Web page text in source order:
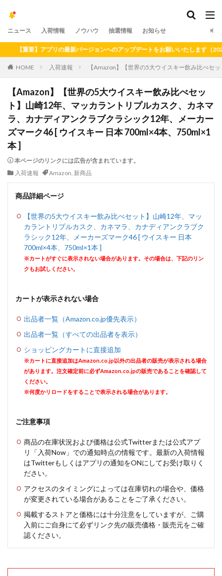
ニュース 入荷情報 ノウハウ 抽選情報 お知らせ
【重要】アプリの最新バージョンへのアップデートをお願いいたします（2024
HOME 入荷速報 【Amazon】【世界の5大ウイスキー飲み比べセ
【Amazon】【世界の5大ウイスキー飲み比べセッ
ト】山崎12年、マッカラントリプルカスク、カネマ
ラ、カナディアンクラブクラシック12年、メーカー
ズマーク46 [ ウイスキー 日本 700ml×4本、750ml×1
本 ]
本ページのリンクには広告が含まれています。
入荷速報
Amazon, 新商品
商品詳細ページ
【世界の5大ウイスキー飲み比べセット】山崎12年、マッ
カラントリプルカスク、カネマラ、カナディアンクラブク
ラシック12年、メーカーズマーク46 [ ウイスキー 日本
700ml×4本、750ml×1本 ]
※カートがすぐに表示されない場合があります。その場合は、下記のリン
クもお試しください。
カートが表示されない場合
出品者一覧（Amazon.co.jp優先表示）
出品者一覧（すべての出品者を表示）
ショッピングカートに直接追加
※カートに直接追加はAmazon.co.jp以外の出品者の販売が表示される場合
があります。注文確定前に必ずAmazon.co.jpの販売であることを確認して
ください。
※何度かリロードをすることで表示される場合があります。
ご注意事項
商品の在庫状況および価格は公式Twitterまたは公式アプ
リ「入荷Now」での通知時点の情報です。最新の入荷情報
はTwitterもしくはアプリの通知をONにしてお受け取りく
ださい。
アクセスのタイミングによっては在庫切れの場合や、価格
が変更されている場合があることをご了承ください。
掲載するストアと価格には十分注意をしていますが、ご購
入前にご自身にて必ずリンク先の販売価格・販売元をご確
認ください。